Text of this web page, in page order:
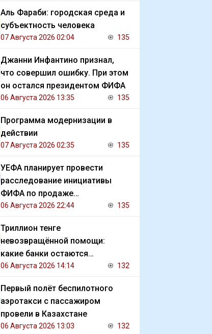
Аль Фараби: городская среда и
субъектность человека
07 Августа 2026 02:04 135
Джанни Инфантино признал,
что совершил ошибку. При этом
он остался президентом ФИФА
06 Августа 2026 13:35 135
Программа модернизации в
действии
07 Августа 2026 02:35 135
УЕФА планирует провести
расследование инициативы
ФИФА по продаже
коммерческих прав на ЧМ
06 Августа 2026 22:44 135
Триллион тенге
невозвращённой помощи:
какие банки остаются
должниками государства
06 Августа 2026 14:14 132
Первый полёт беспилотного
аэротакси с пассажиром
провели в Казахстане
06 Августа 2026 13:03 132